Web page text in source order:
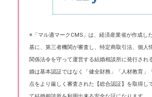
※「マル適マークCMS」は、経済産業省が作成し
基に、第三者機関が審査し、特定商取引法、個人
関係法令を守って運営する結婚相談所に発行され
婚は基本認証ではなく「健全財務」「人材教育」
点をより厳しく審査された【総合認証】を取得し